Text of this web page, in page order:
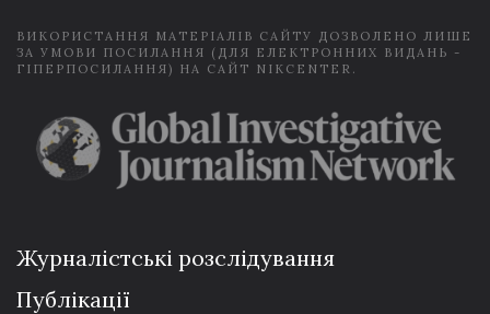
ВИКОРИСТАННЯ МАТЕРІАЛІВ САЙТУ ДОЗВОЛЕНО ЛИШЕ
ЗА УМОВИ ПОСИЛАННЯ (ДЛЯ ЕЛЕКТРОННИХ ВИДАНЬ -
ГІПЕРПОСИЛАННЯ) НА САЙТ NIKCENTER.
Журналістські розслідування
Публікації